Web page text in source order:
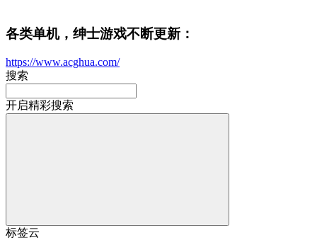
各类单机，绅士游戏不断更新：
https://www.acghua.com/
搜索
开启精彩搜索
标签云